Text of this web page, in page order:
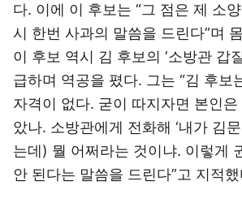
다. 이에 이 후보는 “그 점은 제 소
시 한번 사과의 말씀을 드린다”며
이 후보 역시 김 후보의 ‘소방관 갑
급하며 역공을 폈다. 그는 “김 후보
자격이 없다. 굳이 따지자면 본인
았나. 소방관에게 전화해 ‘내가 김
는데) 뭘 어쩌라는 것이냐. 이렇게
안 된다는 말씀을 드린다”고 지적